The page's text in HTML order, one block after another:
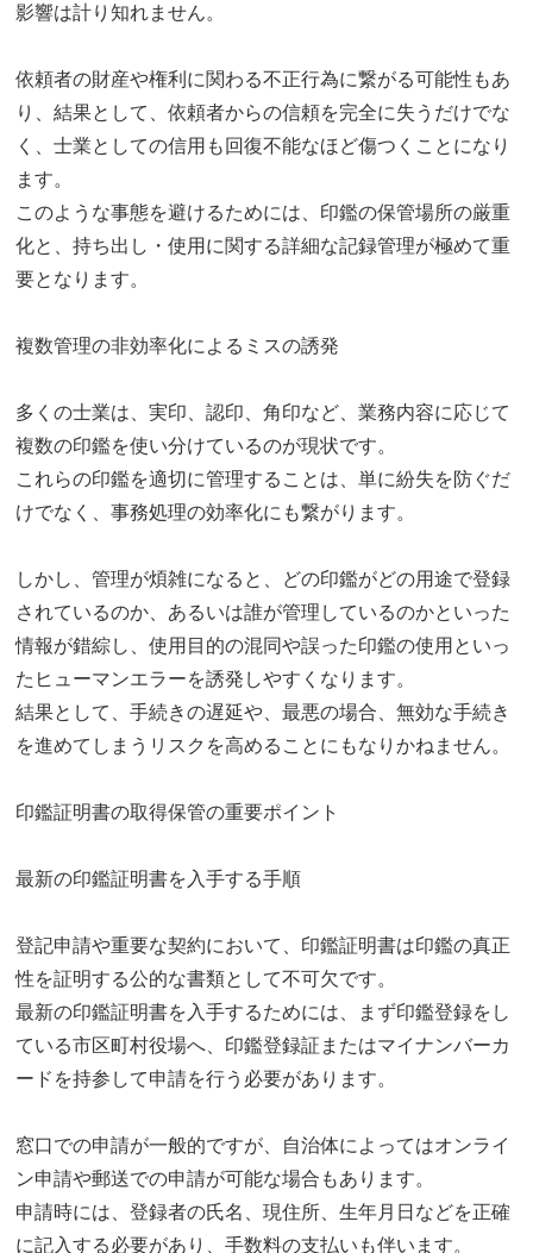
影響は計り知れません。
依頼者の財産や権利に関わる不正行為に繋がる可能性もあ
り、結果として、依頼者からの信頼を完全に失うだけでな
く、士業としての信用も回復不能なほど傷つくことになり
ます。
このような事態を避けるためには、印鑑の保管場所の厳重
化と、持ち出し・使用に関する詳細な記録管理が極めて重
要となります。
複数管理の非効率化によるミスの誘発
多くの士業は、実印、認印、角印など、業務内容に応じて
複数の印鑑を使い分けているのが現状です。
これらの印鑑を適切に管理することは、単に紛失を防ぐだ
けでなく、事務処理の効率化にも繋がります。
しかし、管理が煩雑になると、どの印鑑がどの用途で登録
されているのか、あるいは誰が管理しているのかといった
情報が錯綜し、使用目的の混同や誤った印鑑の使用といっ
たヒューマンエラーを誘発しやすくなります。
結果として、手続きの遅延や、最悪の場合、無効な手続き
を進めてしまうリスクを高めることにもなりかねません。
印鑑証明書の取得保管の重要ポイント
最新の印鑑証明書を入手する手順
登記申請や重要な契約において、印鑑証明書は印鑑の真正
性を証明する公的な書類として不可欠です。
最新の印鑑証明書を入手するためには、まず印鑑登録をし
ている市区町村役場へ、印鑑登録証またはマイナンバーカ
ードを持参して申請を行う必要があります。
窓口での申請が一般的ですが、自治体によってはオンライ
ン申請や郵送での申請が可能な場合もあります。
申請時には、登録者の氏名、現住所、生年月日などを正確
に記入する必要があり、手数料の支払いも伴います。